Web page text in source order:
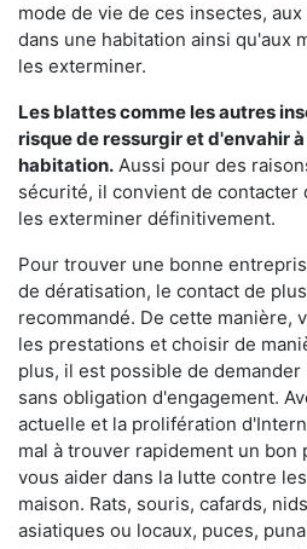
mode de vie de ces insectes,
dans une habitation ainsi qu'aux
les exterminer.
Les blattes comme les autres
risque de ressurgir et d'envahir
habitation. Aussi pour des
sécurité, il convient de
les exterminer définitivement.
Pour trouver une bonne
de dératisation, le contact de
recommandé. De cette manière,
les prestations et choisir de
plus, il est possible de
sans obligation d'engagement.
actuelle et la prolifération
mal à trouver rapidement un bon
vous aider dans la lutte contre
maison. Rats, souris, cafards,
asiatiques ou locaux, puces,